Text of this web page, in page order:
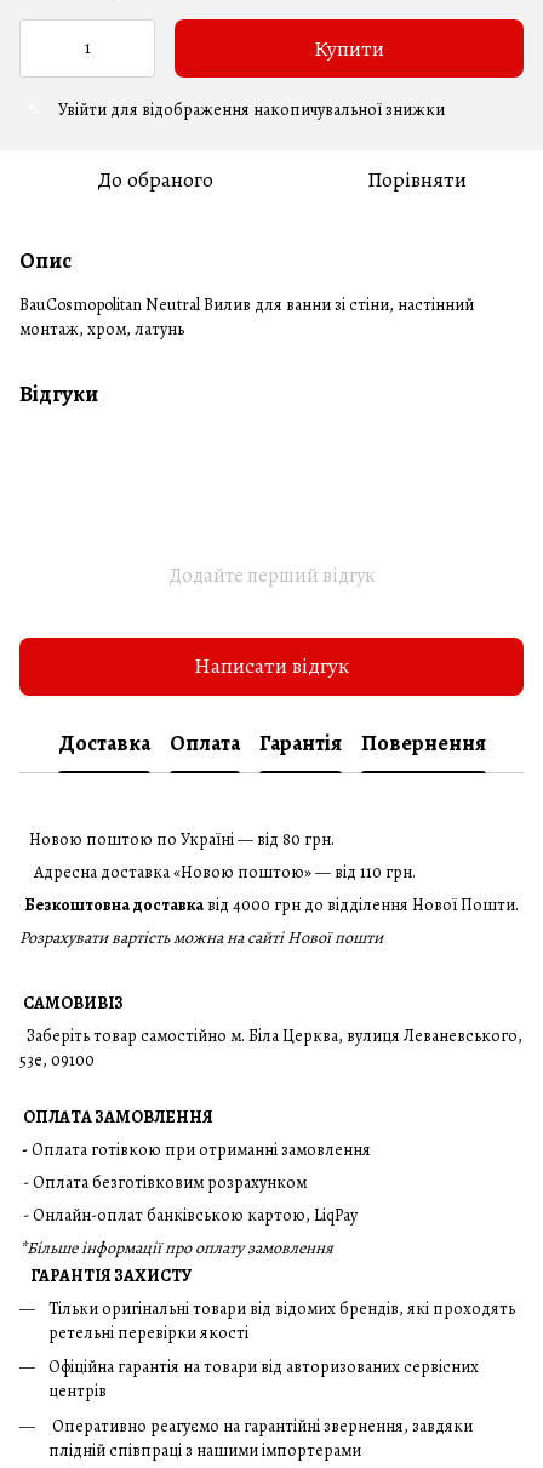
Купити
Увійти для відображення накопичувальної знижки
До обраного Порівняти
Опис
BauCosmopolitan Neutral Вилив для ванни зі стіни, настінний
монтаж, хром, латунь
Відгуки
Додайте перший відгук
Написати відгук
Доставка Оплата Гарантія Повернення
Новою поштою по Україні — від 80 грн.
Адресна доставка «Новою поштою» — від 110 грн.
Безкоштовна доставка від 4000 грн до відділення Нової Пошти.
Розрахувати вартість можна на сайті Нової пошти
САМОВИВІЗ
Заберіть товар самостійно м. Біла Церква, вулиця Леваневського,
53е, 09100
ОПЛАТА ЗАМОВЛЕННЯ
-Оплата готівкою при отриманні замовлення
- Оплата безготівковим розрахунком
- Онлайн-оплат банківською картою, LiqPay
*Більше інформації про оплату замовлення
ГАРАНТІЯ ЗАХИСТУ
Тільки оригінальні товари від відомих брендів, які проходять
ретельні перевірки якості
Офіційна гарантія на товари від авторизованих сервісних
центрів
Оперативно реагуємо на гарантійні звернення, завдяки
плідній співпраці з нашими імпортерами